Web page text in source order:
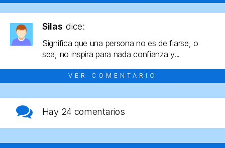
Silas dice:
Significa que una persona no es de fiarse, o
sea, no inspira para nada confianza y...
VER COMENTARIO
Hay 24 comentarios